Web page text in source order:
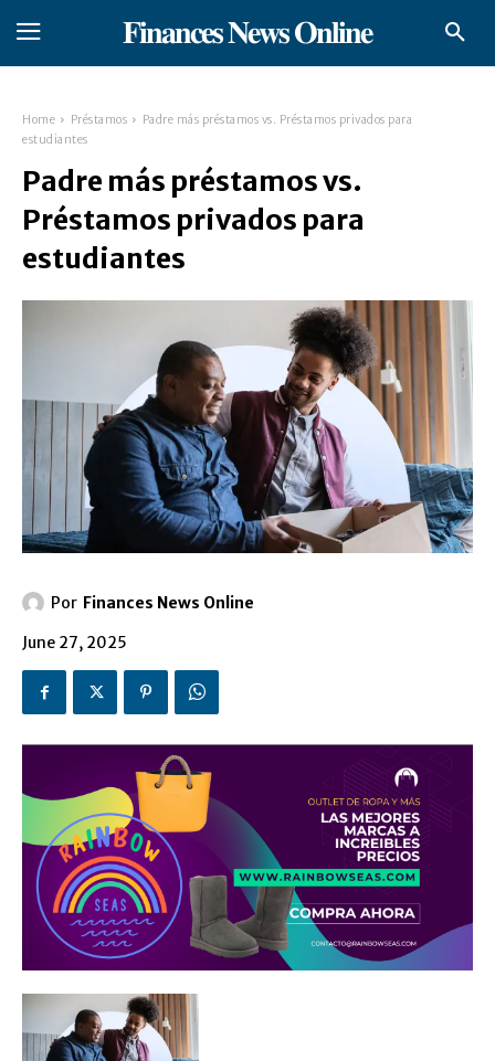
𝐅𝐢𝐧𝐚𝐧𝐜𝐞𝐬 𝐍𝐞𝐰𝐬 𝐎𝐧𝐥𝐢𝐧𝐞
Home Préstamos
Padre más préstamos vs. Préstamos privados para
estudiantes
Padre más préstamos vs.
Préstamos privados para
estudiantes
Por Finances News Online
June 27, 2025